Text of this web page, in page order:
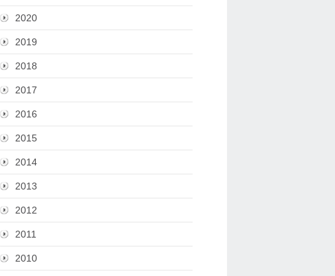
2020
2019
2018
2017
2016
2015
2014
2013
2012
2011
2010